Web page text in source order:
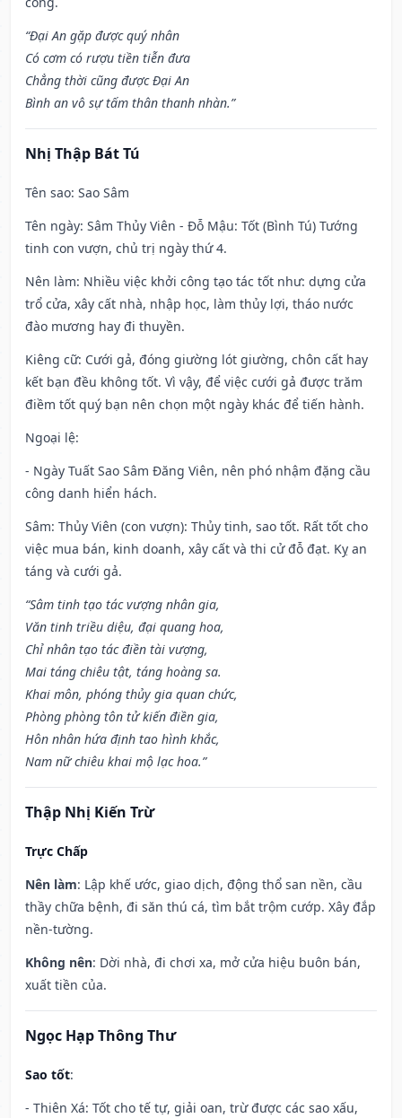
“Đại An gặp được quý nhân
Có cơm có rượu tiền tiễn đưa
Chẳng thời cũng được Đại An
Bình an vô sự tấm thân thanh nhàn.”
Nhị Thập Bát Tú
Tên sao: Sao Sâm
Tên ngày: Sâm Thủy Viên - Đỗ Mậu: Tốt (Bình Tú) Tướng
tinh con vượn, chủ trị ngày thứ 4.
Nên làm: Nhiều việc khởi công tạo tác tốt như: dựng cửa
trổ cửa, xây cất nhà, nhập học, làm thủy lợi, tháo nước
đào mương hay đi thuyền.
Kiêng cữ: Cưới gả, đóng giường lót giường, chôn cất hay
kết bạn đều không tốt. Vì vậy, để việc cưới gả được trăm
điềm tốt quý bạn nên chọn một ngày khác để tiến hành.
Ngoại lệ:
- Ngày Tuất Sao Sâm Đăng Viên, nên phó nhậm đặng cầu
công danh hiển hách.
Sâm: Thủy Viên (con vượn): Thủy tinh, sao tốt. Rất tốt cho
việc mua bán, kinh doanh, xây cất và thi cử đỗ đạt. Kỵ an
táng và cưới gả.
“Sâm tinh tạo tác vượng nhân gia,
Văn tinh triều diệu, đại quang hoa,
Chỉ nhân tạo tác điền tài vượng,
Mai táng chiêu tật, táng hoàng sa.
Khai môn, phóng thủy gia quan chức,
Phòng phòng tôn tử kiến điền gia,
Hôn nhân hứa định tao hình khắc,
Nam nữ chiêu khai mộ lạc hoa.”
Thập Nhị Kiến Trừ
Trực Chấp
Nên làm: Lập khế ước, giao dịch, động thổ san nền, cầu
thầy chữa bệnh, đi săn thú cá, tìm bắt trộm cướp. Xây đắp
nền-tường.
Không nên: Dời nhà, đi chơi xa, mở cửa hiệu buôn bán,
xuất tiền của.
Ngọc Hạp Thông Thư
Sao tốt:
- Thiên Xá: Tốt cho tế tự, giải oan, trừ được các sao xấu,